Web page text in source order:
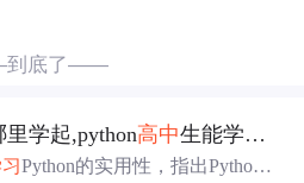
底了——
里学起,python高中生能学好吗
Python的实用性，指出Python